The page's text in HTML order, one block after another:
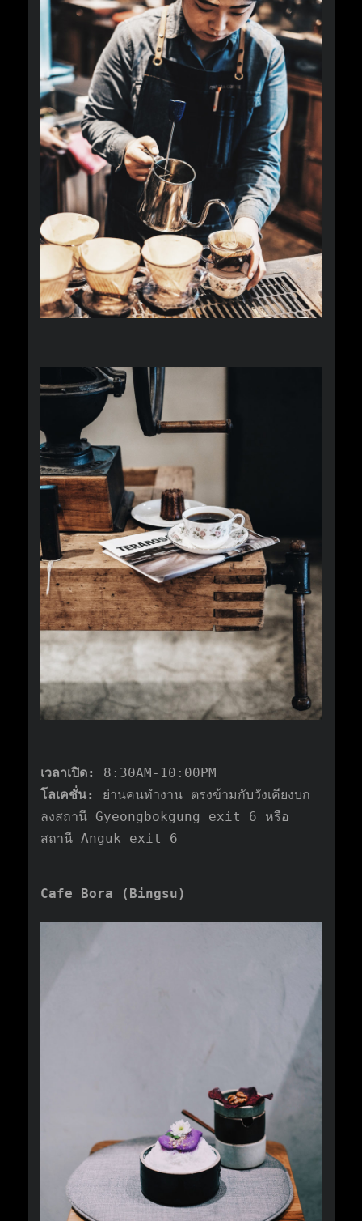
เวลาเปิด:
8:30AM-10:00PM
โลเคชั่น:
ย่านคนทำงาน ตรงข้ามกับวังเคียงบก
ลงสถานี Gyeongbokgung exit 6 หรือ
สถานี Anguk exit 6
Cafe Bora (Bingsu)